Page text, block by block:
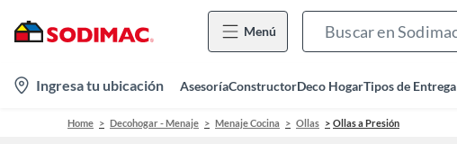
Menú
location-
icon
Ingresa tu ubicación AsesoríaConstructorDeco HogarTipos de Entrega
Home Decohogar - Menaje Menaje Cocina Ollas Ollas a Presión